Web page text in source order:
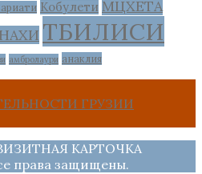
Кобулети МЦХЕТА
ТБИЛИСИ
амбролаури анаклия
ГРУЗИИ
ВИЗИТНАЯ КАРТОЧКА
права защищены.